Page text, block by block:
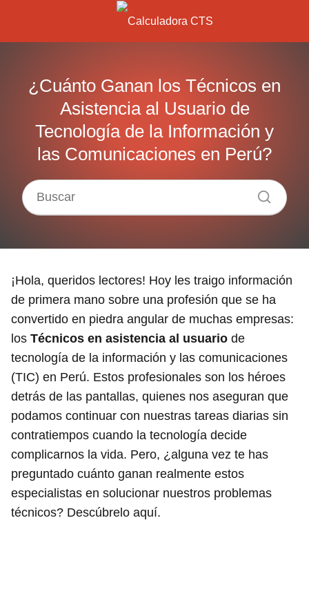
¿Cuánto Ganan los Técnicos en
Asistencia al Usuario de
Tecnología de la Información y
las Comunicaciones en Perú?
¡Hola, queridos lectores! Hoy les traigo información
de primera mano sobre una profesión que se ha
convertido en piedra angular de muchas empresas:
los Técnicos en asistencia al usuario de
tecnología de la información y las comunicaciones
(TIC) en Perú. Estos profesionales son los héroes
detrás de las pantallas, quienes nos aseguran que
podamos continuar con nuestras tareas diarias sin
contratiempos cuando la tecnología decide
complicarnos la vida. Pero, ¿alguna vez te has
preguntado cuánto ganan realmente estos
especialistas en solucionar nuestros problemas
técnicos? Descúbrelo aquí.